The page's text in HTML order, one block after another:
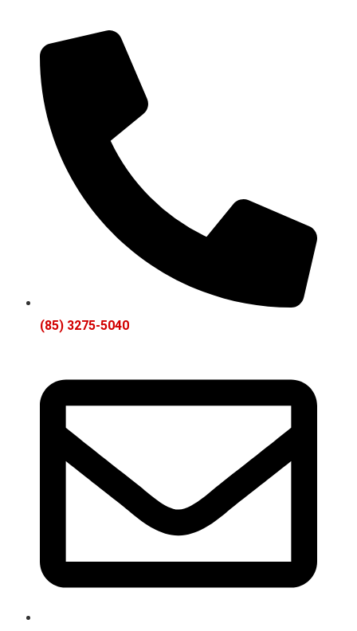
(85) 3275-5040